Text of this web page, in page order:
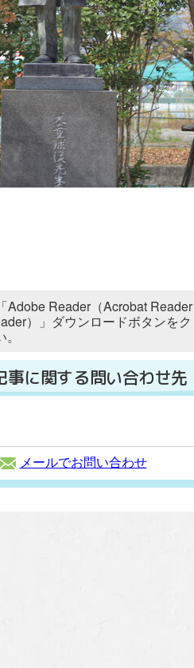
Adobe Reader（Acrobat
）」ダウンロードボタンを
事に関する問い合わせ先
メールでお問い合わせ